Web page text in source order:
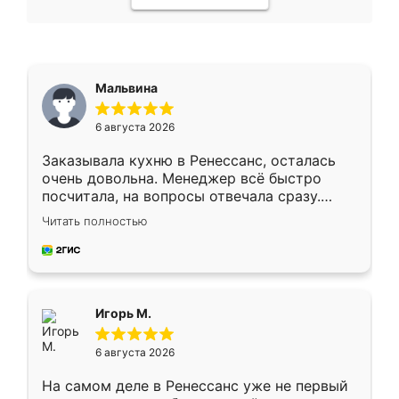
Мальвина
6 августа 2026
Заказывала кухню в Ренессанс, осталась
очень довольна. Менеджер всё быстро
посчитала, на вопросы отвечала сразу.
Замерщик приехал в субботу, подошёл к
делу со всей ответственностью. Собрали
за день, ребята работали аккуратно, даже
Читать полностью
Игорь М.
6 августа 2026
На самом деле в Ренессанс уже не первый